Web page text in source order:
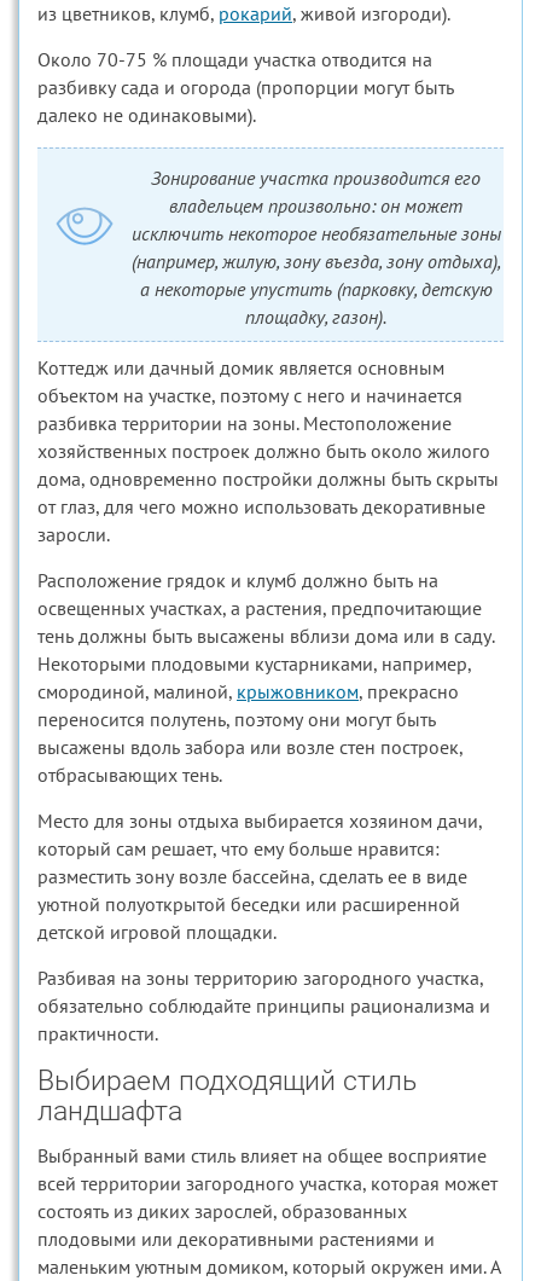
из цветников, клумб, рокарий, живой изгороди).
Около 70-75 % площади участка отводится на
разбивку сада и огорода (пропорции могут быть
далеко не одинаковыми).
Зонирование участка производится его
владельцем произвольно: он может
исключить некоторое необязательные зоны
(например, жилую, зону въезда, зону отдыха),
а некоторые упустить (парковку, детскую
площадку, газон).
Коттедж или дачный домик является основным
объектом на участке, поэтому с него и начинается
разбивка территории на зоны. Местоположение
хозяйственных построек должно быть около жилого
дома, одновременно постройки должны быть скрыты
от глаз, для чего можно использовать декоративные
заросли.
Расположение грядок и клумб должно быть на
освещенных участках, а растения, предпочитающие
тень должны быть высажены вблизи дома или в саду.
Некоторыми плодовыми кустарниками, например,
смородиной, малиной, крыжовником, прекрасно
переносится полутень, поэтому они могут быть
высажены вдоль забора или возле стен построек,
отбрасывающих тень.
Место для зоны отдыха выбирается хозяином дачи,
который сам решает, что ему больше нравится:
разместить зону возле бассейна, сделать ее в виде
уютной полуоткрытой беседки или расширенной
детской игровой площадки.
Разбивая на зоны территорию загородного участка,
обязательно соблюдайте принципы рационализма и
практичности.
Выбираем подходящий стиль
ландшафта
Выбранный вами стиль влияет на общее восприятие
всей территории загородного участка, которая может
состоять из диких зарослей, образованных
плодовыми или декоративными растениями и
маленьким уютным домиком, который окружен ими. А